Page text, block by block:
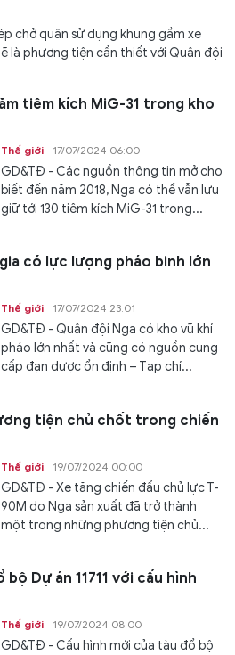
chở quân sử dụng khung gầm xe
là phương tiện cần thiết với Quân đội
tiêm kích MiG-31 trong kho
Thế giới 17/07/2024 06:00
GD&TĐ - Các nguồn thông tin mở cho
biết đến năm 2018, Nga có thể vẫn lưu
giữ tới 130 tiêm kích MiG-31 trong...
có lực lượng pháo binh lớn
Thế giới 17/07/2024 23:01
GD&TĐ - Quân đội Nga có kho vũ khí
pháo lớn nhất và cũng có nguồn cung
cấp đạn dược ổn định – Tạp chí...
tiện chủ chốt trong chiến
Thế giới 19/07/2024 00:00
GD&TĐ - Xe tăng chiến đấu chủ lực T-
90M do Nga sản xuất đã trở thành
một trong những phương tiện chủ...
Dự án 11711 với cấu hình
Thế giới 19/07/2024 08:00
GD&TĐ - Cấu hình mới của tàu đổ bộ